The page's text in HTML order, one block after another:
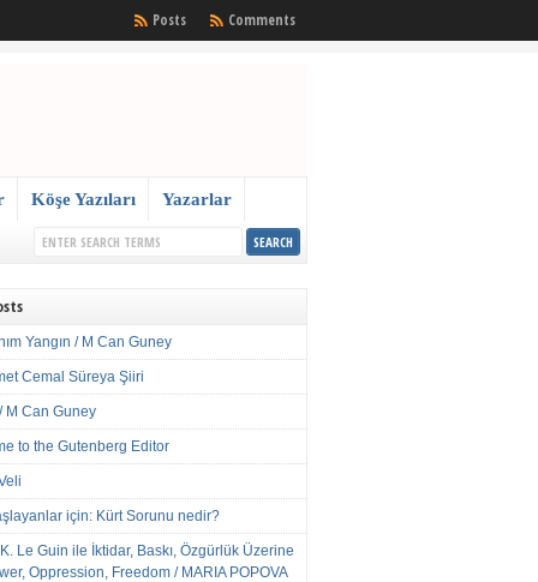
Comments
Posts
Köşe Yazıları Yazarlar
Yangın / M Can Guney
Cemal Süreya Şiiri
M Can Guney
to the Gutenberg Editor
için: Kürt Sorunu nedir?
Le Guin ile İktidar, Baskı, Özgürlük Üzerine
Oppression, Freedom / MARIA POPOVA